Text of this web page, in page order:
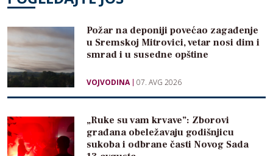
Požar na deponiji povećao zagađenje
u Sremskoj Mitrovici, vetar nosi dim i
smrad i u susedne opštine
VOJVODINA 07. AVG 2026
„Ruke su vam krvave”: Zborovi
građana obeležavaju godišnjicu
sukoba i odbrane časti Novog Sada